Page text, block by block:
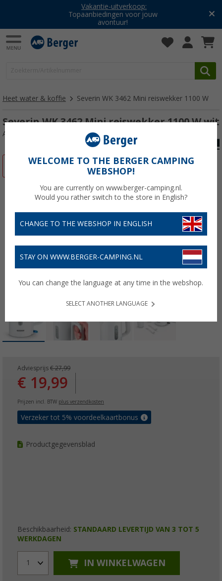
Vakantie-uitverkoop:
Topaanbiedingen voor jouw
avontuur!
Heet water & koffie Severin WK 3462 Mini reiswekker 1100 W
Severin WK 3462 Mini reiswekker 1100 W wit
Artikelnr: 735219
-28%
Adviesprijs € 27,99
€ 19,99
Prijzen incl. BTW plus verzendkosten
Verzeker tot 5% voordeelkaartbonus
Productgegevensblad
Beschikbaarheid: STANDAARD LEVERTIJD VAN 3 TOT 5
WERKDAGEN
1 IN WINKELWAGEN
WELCOME TO THE BERGER CAMPING
WEBSHOP!
You are currently on www.berger-camping.nl.
Would you rather switch to the store in English?
CHANGE TO THE WEBSHOP IN ENGLISH
STAY ON WWW.BERGER-CAMPING.NL
You can change the language at any time in the webshop.
SELECT ANOTHER LANGUAGE